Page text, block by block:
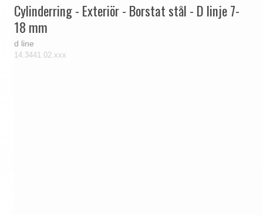
Cylinderring - Exteriör - Borstat stål - D linje 7-
18 mm
d line
14.3441.02.xxx